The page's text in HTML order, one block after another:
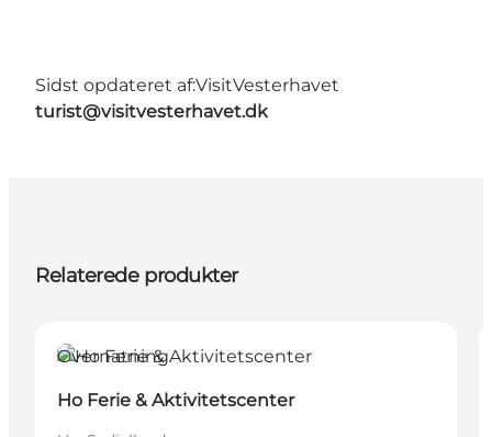
Sidst opdateret af:VisitVesterhavet
turist@visitvesterhavet.dk
Relaterede produkter
Overnatning
Ho Ferie & Aktivitetscenter